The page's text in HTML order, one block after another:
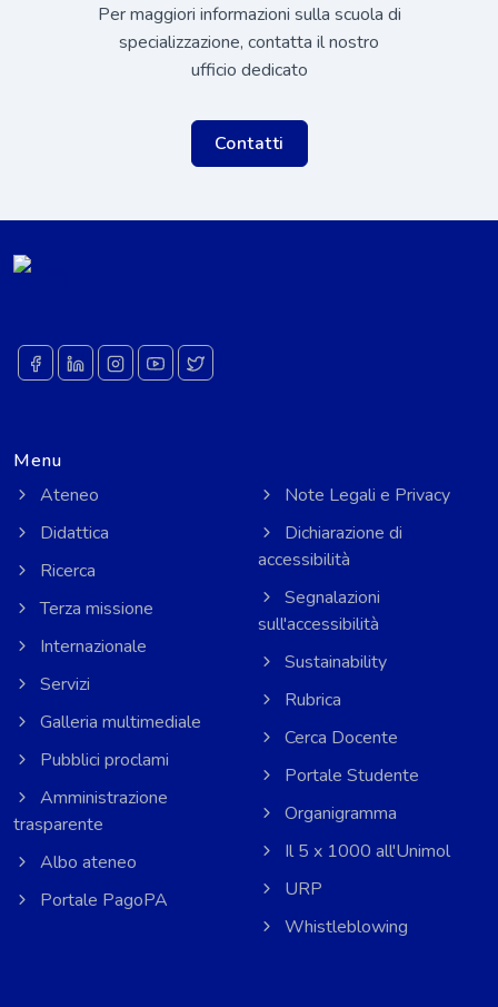
Per maggiori informazioni sulla scuola di
specializzazione, contatta il nostro
ufficio dedicato
Contatti
Menu
Ateneo
Didattica
Ricerca
Terza missione
Internazionale
Servizi
Galleria multimediale
Pubblici proclami
Amministrazione
trasparente
Albo ateneo
Portale PagoPA
Note Legali e Privacy
Dichiarazione di
accessibilità
Segnalazioni
sull'accessibilità
Sustainability
Rubrica
Cerca Docente
Portale Studente
Organigramma
Il 5 x 1000 all'Unimol
URP
Whistleblowing